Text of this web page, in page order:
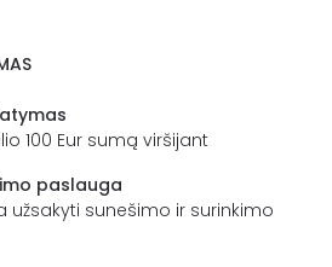
100 Eur sumą viršijant
paslauga
sunešimo ir surinkimo